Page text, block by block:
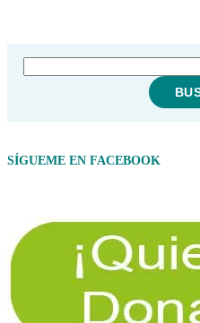
SÍGUEME EN FACEBOOK